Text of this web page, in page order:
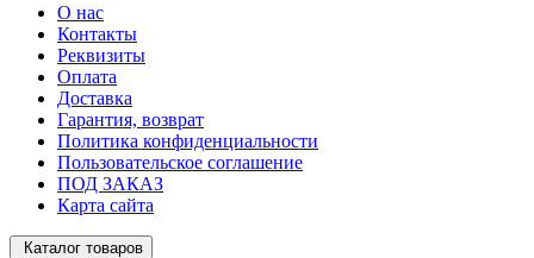
О нас
Контакты
Реквизиты
Оплата
Доставка
Гарантия, возврат
Политика конфиденциальности
Пользовательское соглашение
ПОД ЗАКАЗ
Карта сайта
Каталог товаров